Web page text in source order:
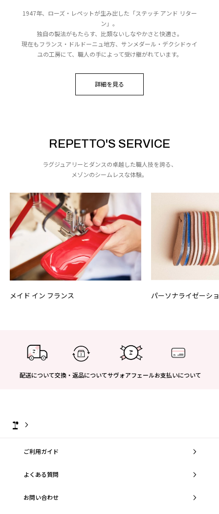
1947年、ローズ・レペットが生み出した「ステッチ アンド リター
ン」。
独自の製法がもたらす、比類ないしなやかさと快適さ。
現在もフランス・ドルドーニュ地方、サンメダール・デクシドゥイ
ユの工房にて、職人の手によって受け継がれています。
詳細を見る
REPETTO'S SERVICE
ラグジュアリーとダンスの卓越した職人技を誇る、
メゾンのシームレスな体験。
メイド イン フランス パーソナライゼーシ
配送について交換・返品についてサヴォアフェールお支払いについて
ご利用ガイド
よくある質問
お問い合わせ